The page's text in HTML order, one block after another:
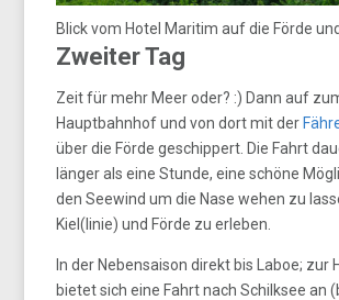
Blick vom Hotel Maritim auf die Förde
Zweiter Tag
Zeit für mehr Meer oder? :) Dann auf
Hauptbahnhof und von dort mit der
über die Förde geschippert. Die Fahrt
länger als eine Stunde, eine schöne
den Seewind um die Nase wehen zu
Kiel(linie) und Förde zu erleben.
In der Nebensaison direkt bis Laboe; zur
bietet sich eine Fahrt nach Schilksee an